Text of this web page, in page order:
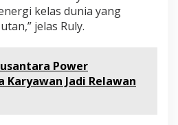
kelas dunia yang
jelas Ruly.
Power
Karyawan Jadi Relawan